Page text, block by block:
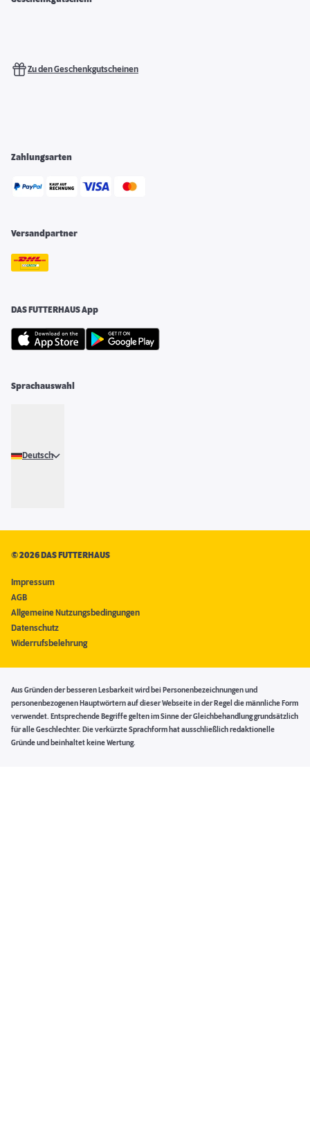
Zu den Geschenkgutscheinen
Zahlungsarten
Versandpartner
DAS FUTTERHAUS App
Sprachauswahl
Deutsch
©2026 DAS FUTTERHAUS
Impressum
AGB
Allgemeine Nutzungsbedingungen
Datenschutz
Widerrufsbelehrung
Aus Gründen der besseren Lesbarkeit wird bei Personenbezeichnungen und
personenbezogenen Hauptwörtern auf dieser Webseite in der Regel die männliche Form
verwendet. Entsprechende Begriffe gelten im Sinne der Gleichbehandlung grundsätzlich
für alle Geschlechter. Die verkürzte Sprachform hat ausschließlich redaktionelle
Gründe und beinhaltet keine Wertung.